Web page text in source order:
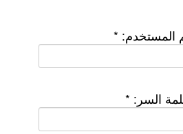
المستخدم: *
السر: *